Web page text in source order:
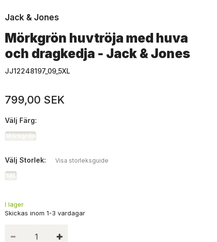
Jack & Jones
Mörkgrön huvtröja med huva
och dragkedja - Jack & Jones
JJ12248197_09_5XL
799,00 SEK
Välj Färg:
Mörkgrön
Välj Storlek: Visa storleksguide
5XL
I lager